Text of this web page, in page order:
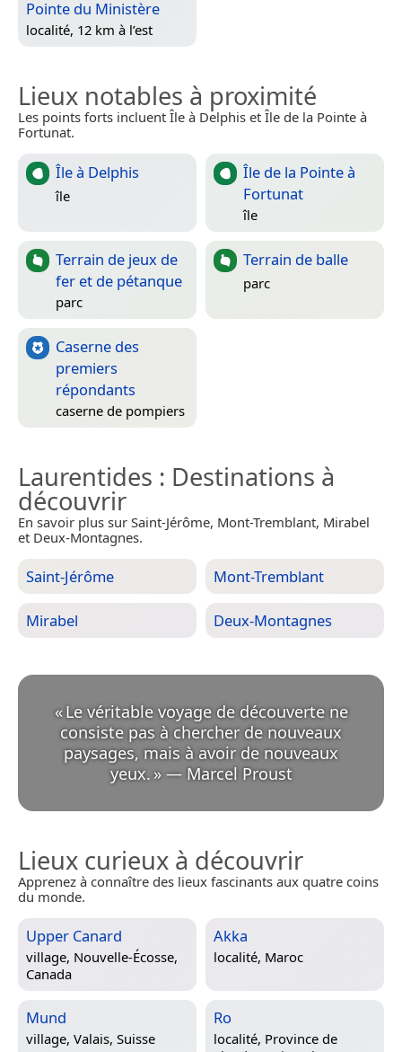
Pointe du Ministère
localité, 12 km à l’est
Lieux notables à proximité
Les points forts incluent Île à Delphis et Île de la Pointe à
Fortunat.
Île à Delphis
île
Île de la Pointe à
Fortunat
île
Terrain de jeux de
fer et de pétanque
parc
Terrain de balle
parc
Caserne des
premiers
répondants
caserne de pompiers
Laurentides : Destinations à
découvrir
En savoir plus sur Saint-Jérôme, Mont-Tremblant, Mirabel
et Deux-Montagnes.
Saint-Jérôme Mont-Tremblant
Mirabel Deux-Montagnes
«Le véritable voyage de découverte ne
consiste pas à chercher de nouveaux
paysages, mais à avoir de nouveaux
yeux. » — Marcel Proust
Lieux curieux à découvrir
Apprenez à connaître des lieux fascinants aux quatre coins
du monde.
Upper Canard
village, Nouvelle-Écosse,
Canada
Akka
localité, Maroc
Mund
village, Valais, Suisse
Ro
localité, Province de